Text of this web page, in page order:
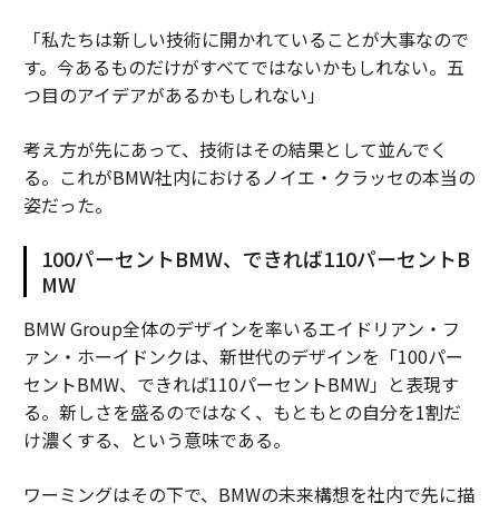
「私たちは新しい技術に開かれていることが大事なので
す。今あるものだけがすべてではないかもしれない。五
つ目のアイデアがあるかもしれない」
考え方が先にあって、技術はその結果として並んでく
る。これがBMW社内におけるノイエ・クラッセの本当の
姿だった。
100パーセントBMW、できれば110パーセントB
MW
BMW Group全体のデザインを率いるエイドリアン・フ
ァン・ホーイドンクは、新世代のデザインを「100パー
セントBMW、できれば110パーセントBMW」と表現す
る。新しさを盛るのではなく、もともとの自分を1割だ
け濃くする、という意味である。
ワーミングはその下で、BMWの未来構想を社内で先に描